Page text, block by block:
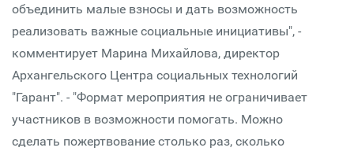
объединить малые взносы и дать возможность
реализовать важные социальные инициативы", -
комментирует Марина Михайлова, директор
Архангельского Центра социальных технологий
"Гарант". - "Формат мероприятия не ограничивает
участников в возможности помогать. Можно
сделать пожертвование столько раз, сколько